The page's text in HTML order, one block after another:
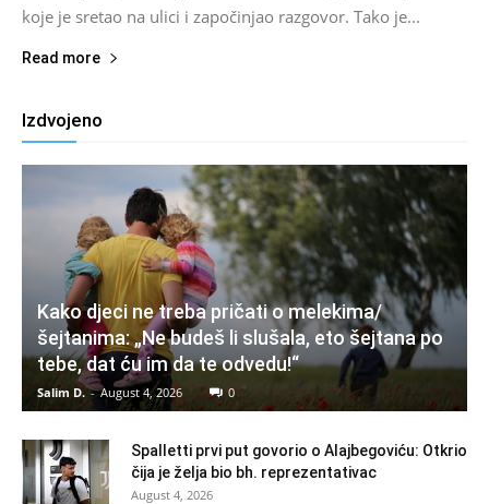
koje je sretao na ulici i započinjao razgovor. Tako je...
Read more
Izdvojeno
Kako djeci ne treba pričati o melekima/
šejtanima: „Ne budeš li slušala, eto šejtana po
tebe, dat ću im da te odvedu!“
Salim D. - August 4, 2026 0
Spalletti prvi put govorio o Alajbegoviću: Otkrio
čija je želja bio bh. reprezentativac
August 4, 2026